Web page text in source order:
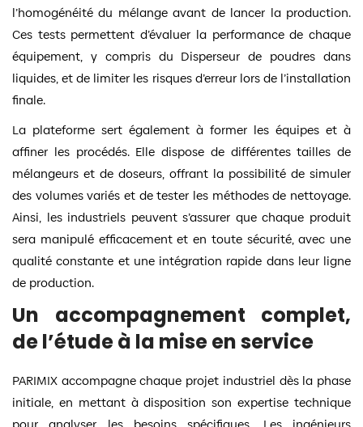
l’homogénéité du mélange avant de lancer la production.
Ces tests permettent d’évaluer la performance de chaque
équipement, y compris du Disperseur de poudres dans
liquides, et de limiter les risques d’erreur lors de l’installation
finale.
La plateforme sert également à former les équipes et à
affiner les procédés. Elle dispose de différentes tailles de
mélangeurs et de doseurs, offrant la possibilité de simuler
des volumes variés et de tester les méthodes de nettoyage.
Ainsi, les industriels peuvent s’assurer que chaque produit
sera manipulé efficacement et en toute sécurité, avec une
qualité constante et une intégration rapide dans leur ligne
de production.
Un accompagnement complet,
de l’étude à la mise en service
PARIMIX accompagne chaque projet industriel dès la phase
initiale, en mettant à disposition son expertise technique